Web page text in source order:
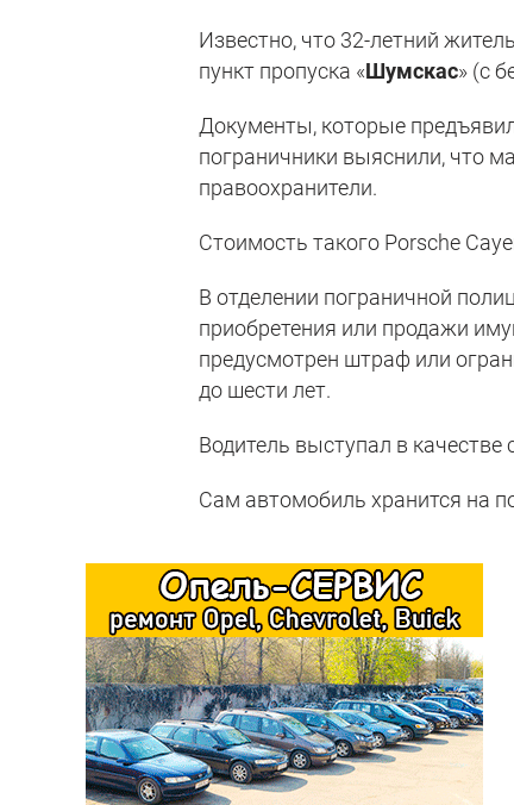
Известно, что 32-летний
пункт пропуска «Шумскас» (с
Документы, которые
пограничники выяснили, что
правоохранители.
Стоимость такого Porsche
В отделении пограничной
приобретения или продажи
предусмотрен штраф или
до шести лет.
Водитель выступал в
Сам автомобиль хранится на